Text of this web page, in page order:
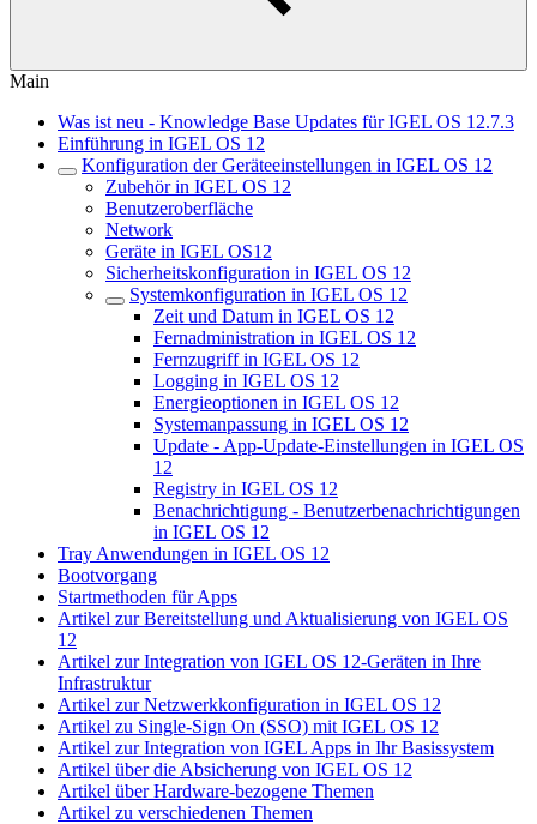
Main
Was ist neu - Knowledge Base Updates für IGEL OS 12.7.3
Einführung in IGEL OS 12
Konfiguration der Geräteeinstellungen in IGEL OS 12
Zubehör in IGEL OS 12
Benutzeroberfläche
Network
Geräte in IGEL OS12
Sicherheitskonfiguration in IGEL OS 12
Systemkonfiguration in IGEL OS 12
Zeit und Datum in IGEL OS 12
Fernadministration in IGEL OS 12
Fernzugriff in IGEL OS 12
Logging in IGEL OS 12
Energieoptionen in IGEL OS 12
Systemanpassung in IGEL OS 12
Update - App-Update-Einstellungen in IGEL OS
12
Registry in IGEL OS 12
Benachrichtigung - Benutzerbenachrichtigungen
in IGEL OS 12
Tray Anwendungen in IGEL OS 12
Bootvorgang
Startmethoden für Apps
Artikel zur Bereitstellung und Aktualisierung von IGEL OS
12
Artikel zur Integration von IGEL OS 12-Geräten in Ihre
Infrastruktur
Artikel zur Netzwerkkonfiguration in IGEL OS 12
Artikel zu Single-Sign On (SSO) mit IGEL OS 12
Artikel zur Integration von IGEL Apps in Ihr Basissystem
Artikel über die Absicherung von IGEL OS 12
Artikel über Hardware-bezogene Themen
Artikel zu verschiedenen Themen